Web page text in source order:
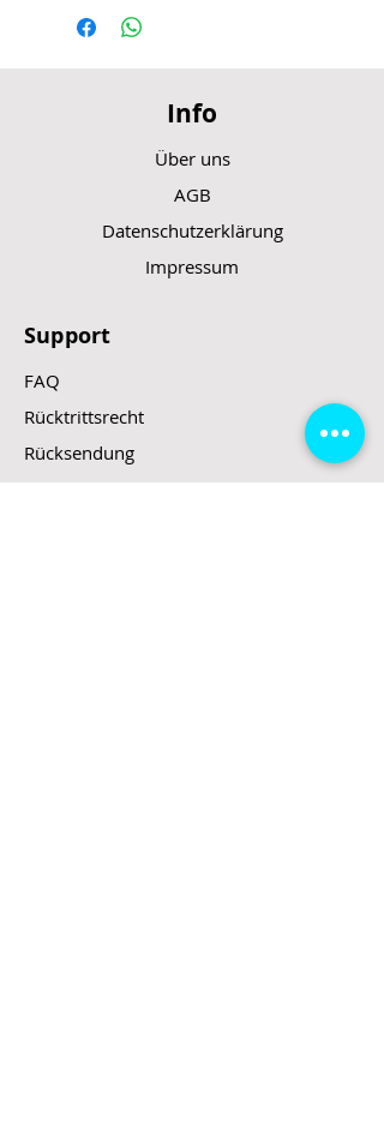
Lagertemperatur: -20 bis 60 °C
Ladespannung: DC 5V/2A
Ausgangsspannung: DC 5V/1A
Akku: 2.550 mAh
Info
Über uns
AGB
Datenschutzerklärung
Impressum
Support
FAQ
Rücktrittsrecht
Rücksendung
Zahlungsarten